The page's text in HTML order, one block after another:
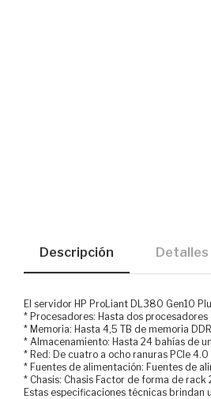
Descripción Detalles
El servidor HP ProLiant DL380 Gen10
* Procesadores: Hasta dos
* Memoria: Hasta 4,5 TB de memoria
* Almacenamiento: Hasta 24 bahías de
* Red: De cuatro a ocho ranuras PCIe
* Fuentes de alimentación: Fuentes de
* Chasis: Chasis Factor de forma de rack
Estas especificaciones técnicas brindan